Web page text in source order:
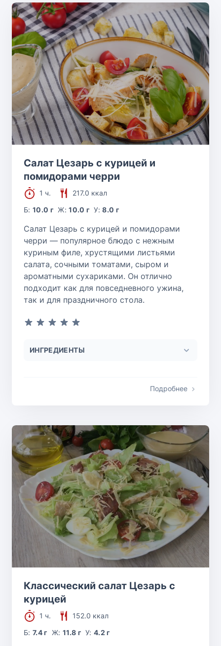
Салат Цезарь с курицей и
помидорами черри
1 ч.
217.0 ккал
Б:10.0 г Ж:10.0 г У:8.0 г
Салат Цезарь с курицей и помидорами
черри — популярное блюдо с нежным
куриным филе, хрустящими листьями
салата, сочными томатами, сыром и
ароматными сухариками. Он отлично
подходит как для повседневного ужина,
так и для праздничного стола.
ИНГРЕДИЕНТЫ
Подробнее
Классический салат Цезарь с
курицей
1 ч.
152.0 ккал
Б:7.4 г Ж: 11.8 г У:4.2 г